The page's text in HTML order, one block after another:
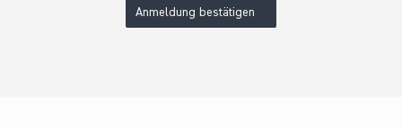
Anmeldung bestätigen